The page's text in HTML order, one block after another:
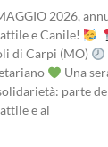
2026,
e Canile!
di Carpi (MO)
Una
parte
e al